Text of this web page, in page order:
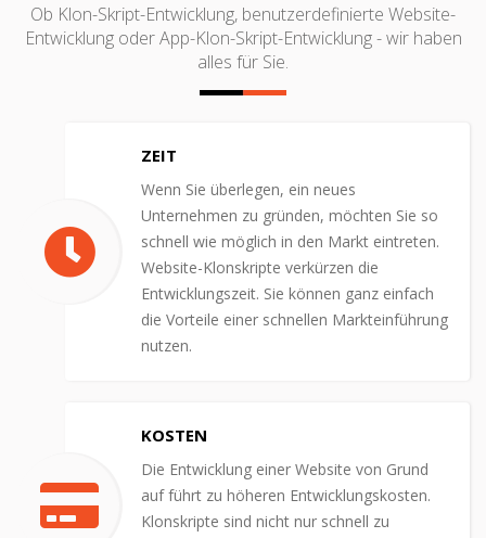
Ob Klon-Skript-Entwicklung, benutzerdefinierte Website-
Entwicklung oder App-Klon-Skript-Entwicklung - wir haben
alles für Sie.
ZEIT
Wenn Sie überlegen, ein neues
Unternehmen zu gründen, möchten Sie so
schnell wie möglich in den Markt eintreten.
Website-Klonskripte verkürzen die
Entwicklungszeit. Sie können ganz einfach
die Vorteile einer schnellen Markteinführung
nutzen.
KOSTEN
Die Entwicklung einer Website von Grund
auf führt zu höheren Entwicklungskosten.
Klonskripte sind nicht nur schnell zu